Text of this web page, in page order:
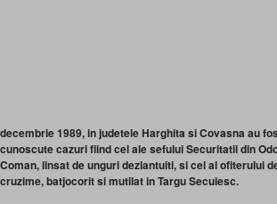
decembrie 1989, in judetele Harghita si Covasna au
cunoscute cazuri fiind cel ale sefului Securitatii din
Coman, linsat de unguri dezlantuiti, si cel al ofiterului
cruzime, batjocorit si mutilat in Targu Secuiesc.